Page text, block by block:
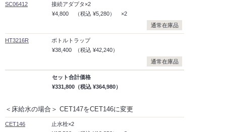
SC06412
接続アダプタ×2
¥4,800
（税込 ¥5,280）
×2
通常在庫品
HT3216R
ボトルトラップ
¥38,400
（税込 ¥42,240）
通常在庫品
セット合計価格
¥331,800 （税込 ¥364,980）
＜床給水の場合＞ CET147をCET146に変更
CET146
止水栓×2